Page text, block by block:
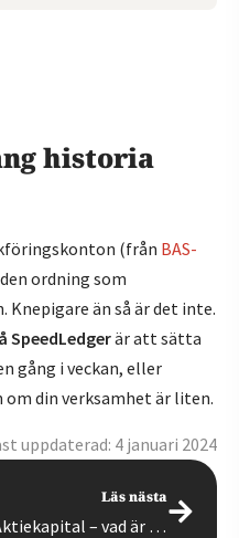
historia
(från BAS-
ordning som
Knepigare än så är det inte.
SpeedLedgerär att sätta
gång i veckan, eller
din verksamhet är liten.
uppdaterad: 4 januari 2024
Läs nästa
Aktiekapital – vad är aktiekapital och hur bokförs det?